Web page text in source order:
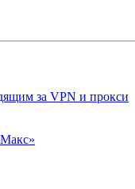
за VPN и прокси